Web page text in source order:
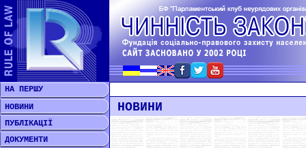
НА ПЕРШУ
НОВИНИ
ПУБЛІКАЦІЇ
ДОКУМЕНТИ
НОВИНИ